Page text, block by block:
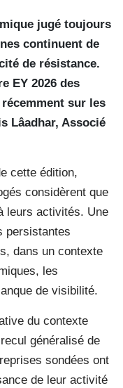
jugé toujours
continuent de
de résistance.
EY 2026 des
sur les
Lâadhar, Associé
cette édition,
considèrent que
leurs activités. Une
persistantes
dans un contexte
les
de visibilité.
du contexte
généralisé de
sondées ont
de leur activité